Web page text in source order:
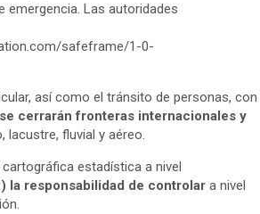
emergencia. Las autoridades
safeframe/1-0-
así como el tránsito de personas, con
se cerrarán fronteras internacionales y
lacustre, fluvial y aéreo.
estadística a nivel
la responsabilidad de controlar a nivel